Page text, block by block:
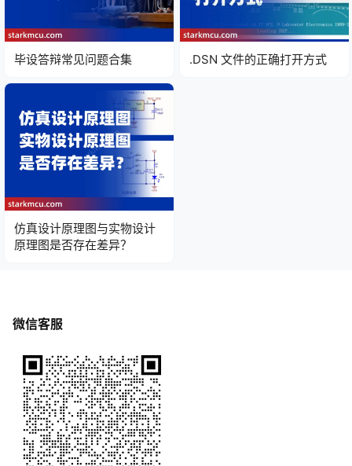
毕设答辩常见问题合集 .DSN 文件的正确打开方式
仿真设计原理图与实物设计
原理图是否存在差异？
微信客服